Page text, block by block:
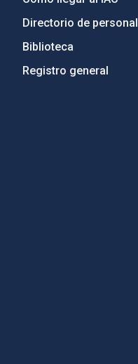
Directorio de personal
Biblioteca
Registro general